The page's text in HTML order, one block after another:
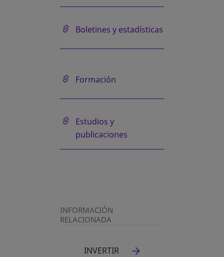
Boletines y estadísticas
se abre en una pestaña nueva
Formación
se abre en una pestaña nueva
Estudios y
publicaciones
se abre en una pestaña nueva
INFORMACIÓN
RELACIONADA
INVERTIR